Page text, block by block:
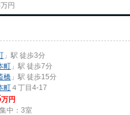
万円
」駅 徒歩3分
町 」駅 徒歩7分
橋 」駅 徒歩15分
町 ４丁目4-17
万円
中： 3室